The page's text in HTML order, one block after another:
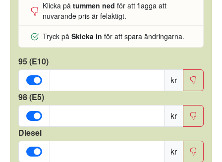
Klicka på tummen ned för att flagga att
nuvarande pris är felaktigt.
Tryck på Skicka in för att spara ändringarna.
95 (E10)
kr
98 (E5)
kr
Diesel
kr